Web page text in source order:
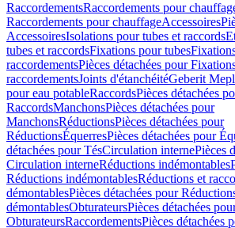
RaccordementsRaccordements pour
Raccordements pour chauffageAccessoires
AccessoiresIsolations pour tubes et raccords
tubes et raccordsFixations pour tubes
raccordementsPièces détachées pour
raccordementsJoints d'étanchéitéGeberit
pour eau potableRaccordsPièces détachées
RaccordsManchonsPièces détachées pour
ManchonsRéductionsPièces détachées pour
RéductionsÉquerresPièces détachées pour
détachées pour TésCirculation internePièces
Circulation interneRéductions indémontables
Réductions indémontablesRéductions et
démontablesPièces détachées pour
démontablesObturateursPièces détachées
ObturateursRaccordementsPièces détachées